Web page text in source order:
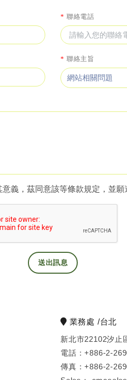
* 聯絡電話
* 聯絡主旨
義，茲同意該等條款規定，並
送出訊息
業務處 /台北
新北市22102汐止
電話：+886-2-
傳真：+886-2-